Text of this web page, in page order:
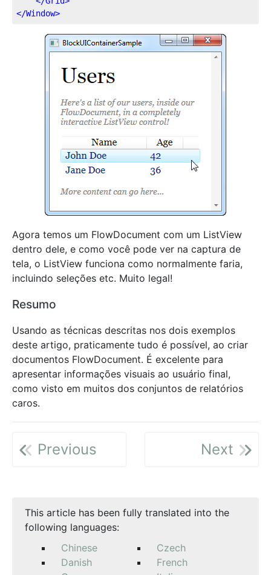
</Window>
Agora temos um FlowDocument com um ListView
dentro dele, e como você pode ver na captura de
tela, o ListView funciona como normalmente faria,
incluindo seleções etc. Muito legal!
Resumo
Usando as técnicas descritas nos dois exemplos
deste artigo, praticamente tudo é possível, ao criar
documentos FlowDocument. É excelente para
apresentar informações visuais ao usuário final,
como visto em muitos dos conjuntos de relatórios
caros.
Previous Next
This article has been fully translated into the
following languages:
Chinese
Czech
Danish
French